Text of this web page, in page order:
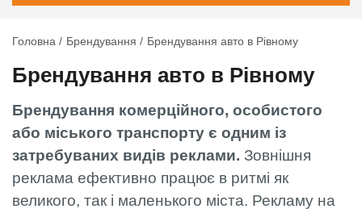
Головна Брендування Брендування авто в Рівному
Брендування авто в Рівному
Брендування комерційного, особистого
або міського транспорту є одним із
затребуваних видів реклами. Зовнішня
реклама ефективно працює в ритмі як
великого, так і маленького міста. Рекламу на